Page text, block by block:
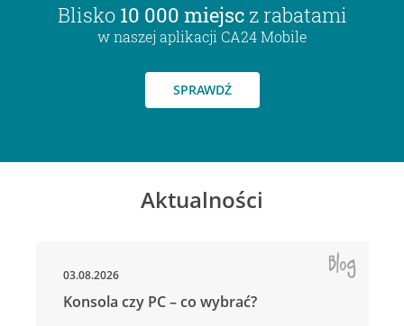
Blisko 10 000 miejsc z rabatami
w naszej aplikacji CA24 Mobile
SPRAWDŹ
Aktualności
03.08.2026
Konsola czy PC – co wybrać?